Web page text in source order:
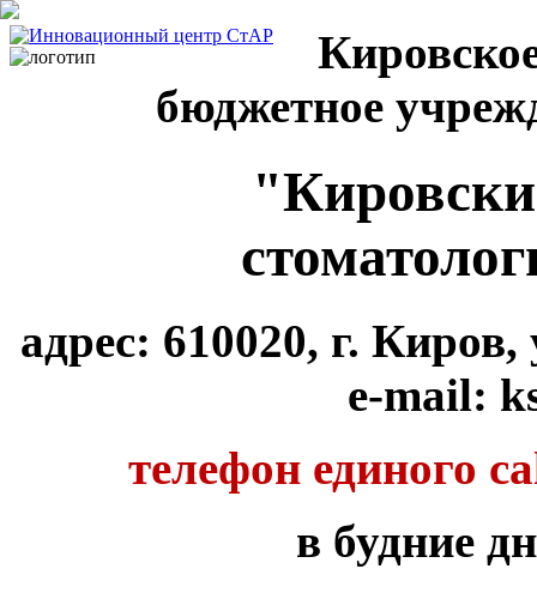
бюджетное
адрес: 610020, г.
e-mail:
телефон единого
в будние